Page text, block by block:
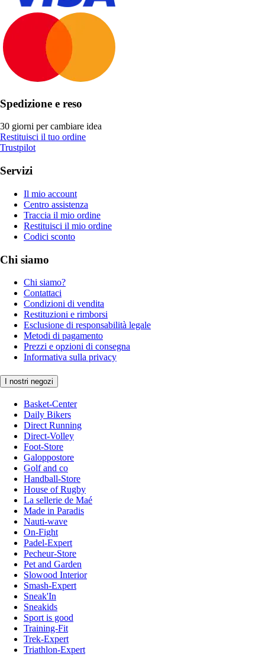
Spedizione e reso
30 giorni per cambiare idea
Restituisci il tuo ordine
Trustpilot
Servizi
Il mio account
Centro assistenza
Traccia il mio ordine
Restituisci il mio ordine
Codici sconto
Chi siamo
Chi siamo?
Contattaci
Condizioni di vendita
Restituzioni e rimborsi
Esclusione di responsabilità legale
Metodi di pagamento
Prezzi e opzioni di consegna
Informativa sulla privacy
I nostri negozi
Basket-Center
Daily Bikers
Direct Running
Direct-Volley
Foot-Store
Galoppostore
Golf and co
Handball-Store
House of Rugby
La sellerie de Maé
Made in Paradis
Nauti-wave
On-Fight
Padel-Expert
Pecheur-Store
Pet and Garden
Slowood Interior
Smash-Expert
Sneak'In
Sneakids
Sport is good
Training-Fit
Trek-Expert
Triathlon-Expert